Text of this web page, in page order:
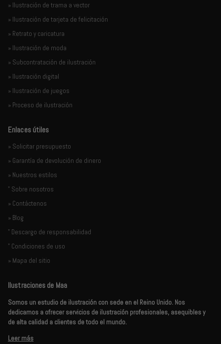
» Ilustración de trama a vector
» Ilustración de tarjeta de felicitación
» Retrato y caricatura
» Ilustración de moda
» Subcontratación de ilustración
» Ilustración digital
» Ilustración de juegos
» Proceso de ilustración
Enlaces útiles
» Solicitar presupuesto
» Garantía de devolución de dinero
» Nuestros estilos
" Sobre nosotros
» Contáctenos
» Blog
" Descargo de responsabilidad
" Condiciones de uso
» Mapa del sitio
Ilustraciones de Maa
Somos un estudio de ilustración con sede en el Reino Unido. Nos
dedicamos a ofrecer servicios de ilustración profesionales, asequibles y
de alta calidad a clientes de todo el mundo.
Leer más